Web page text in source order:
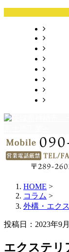
HOME >
コラム >
外構・エク
投稿日：2023年9
エクステリ